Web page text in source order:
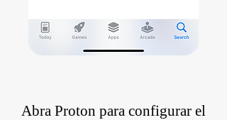
Abra Proton para configurar el